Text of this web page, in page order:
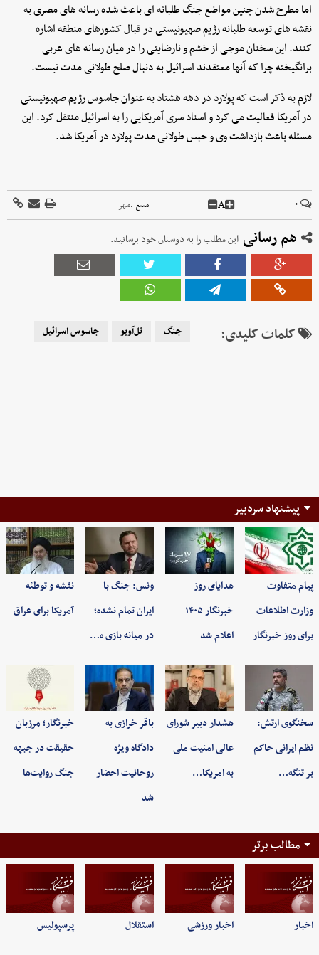
اما مطرح شدن چنین مواضع جنگ طلبانه ای باعث شده رسانه های مصری به
نقشه های توسعه طلبانه رژیم صهیونیستی در قبال کشورهای منطقه اشاره
کنند. این سخنان موجی از خشم و نارضایتی را در میان رسانه های عربی
برانگیخته چرا که آنها معتقدند اسرائیل به دنبال صلح طولانی مدت نیست.
لازم به ذکر است که پولارد در دهه هشتاد به عنوان جاسوس رژیم صهیونیستی
در آمریکا فعالیت می کرد و اسناد سری آمریکایی را به اسرائیل منتقل کرد. این
مسئله باعث بازداشت وی و حبس طولانی مدت پولارد در آمریکا شد.
۰ A منبع :مهر
هم رسانی این مطلب را به دوستان خود برسانید.
کلمات کلیدی: جنگ تل‌آویو جاسوس اسرائیل
پیشنهاد سردبیر
پیام متفاوت
وزارت اطلاعات
برای روز خبرنگار
هدایای روز
خبرنگار ۱۴۰۵
اعلام شد
ونس: جنگ با
ایران تمام نشده؛
در میانه بازی ه…
نقشه و توطئه
آمریکا برای عراق
سخنگوی ارتش:
نظم ایرانی حاکم
بر تنگه…
هشدار دبیر شورای
عالی امنیت ملی
به امریکا…
باقر خرازی به
دادگاه ویژه
روحانیت احضار
شد
خبرنگار؛ مرزبان
حقیقت در جبهه
جنگ روایت‌ها
مطالب برتر
اخبار اخبار ورزشی استقلال پرسپولیس